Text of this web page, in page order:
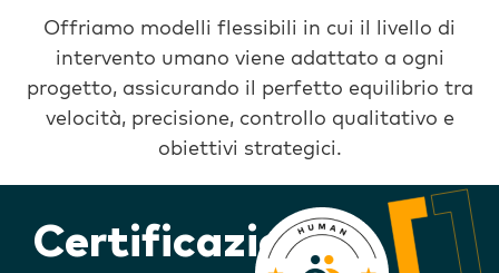
Offriamo modelli flessibili in cui il livello di
intervento umano viene adattato a ogni
progetto, assicurando il perfetto equilibrio tra
velocità, precisione, controllo qualitativo e
obiettivi strategici.
Certificazione